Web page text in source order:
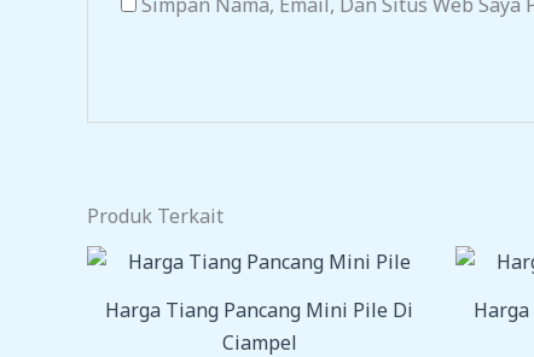
Produk Terkait
Harga Tiang Pancang Mini Pile Di
Ciampel